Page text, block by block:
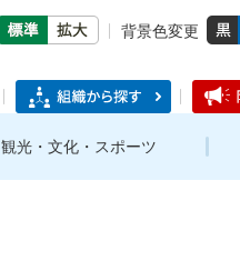
背景色変更
観光・文化・スポーツ